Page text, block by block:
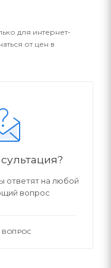
для интернет-
от цен в
ответят на любой
вопрос
ВОПРОС